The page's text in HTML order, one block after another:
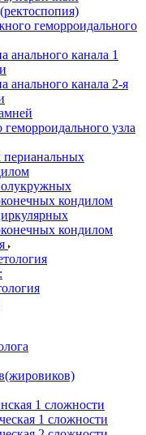
геморроидального
анального канала 1
анального канала 2-я
узла
перианальных
кондилом
кондилом
1 сложности
1 сложности